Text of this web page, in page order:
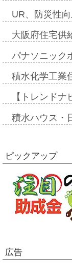
UR、防災性
大阪府住宅供
パナソニック
積水化学工業
【トレンド
積水ハウス・
ピックアップ
広告